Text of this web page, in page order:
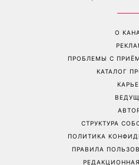
Юков - поисковик, который
на протяжении многих лет
возвращал тела погибших